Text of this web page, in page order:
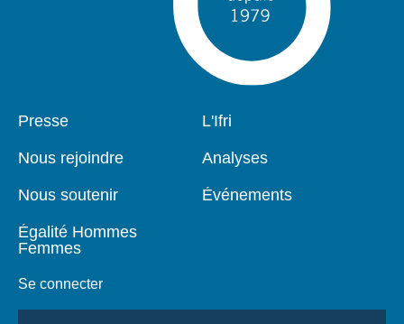
Pied
Presse
Nous rejoindre
Nous soutenir
Égalité Hommes
Femmes
Se connecter
Navigation
L'Ifri
Analyses
Événements